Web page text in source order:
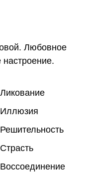
Любовное